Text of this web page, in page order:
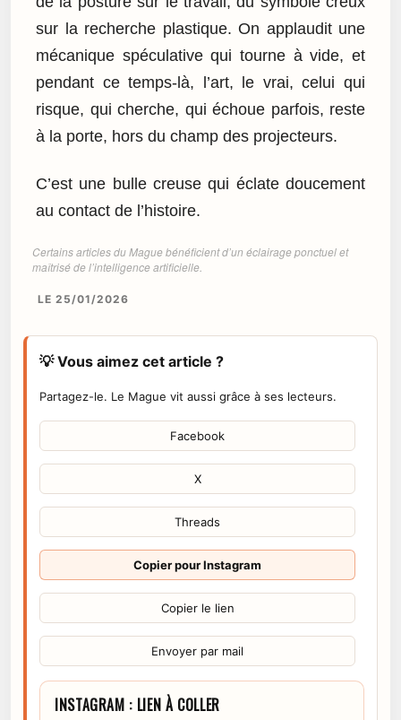
sur la recherche plastique. On applaudit une
mécanique spéculative qui tourne à vide, et
pendant ce temps-là, l’art, le vrai, celui qui
risque, qui cherche, qui échoue parfois, reste
à la porte, hors du champ des projecteurs.
C’est une bulle creuse qui éclate doucement
au contact de l’histoire.
Certains articles du Mague bénéficient d’un éclairage ponctuel et
maîtrisé de l’intelligence artificielle.
LE 25/01/2026
💡 Vous aimez cet article ?
Partagez-le. Le Mague vit aussi grâce à ses lecteurs.
Facebook
X
Threads
Copier pour Instagram
Copier le lien
Envoyer par mail
INSTAGRAM : LIEN À COLLER